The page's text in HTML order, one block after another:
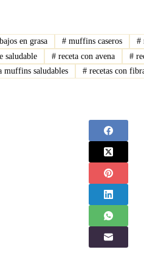
en grasa #muffins caseros #
saludable #receta con avena #
muffins saludables #recetas con